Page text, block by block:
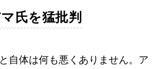
氏を猛批判
自体は何も悪くありません。ア